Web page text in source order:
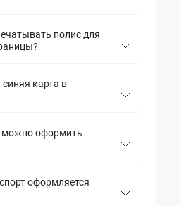
полис для
карта в
можно оформить
оформляется